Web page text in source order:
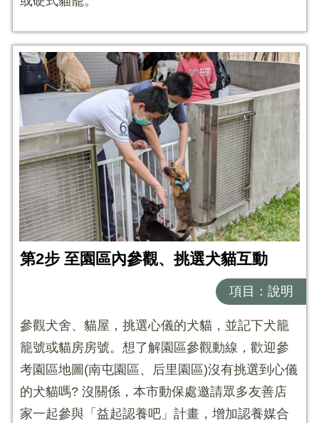
第2步 至園區內參觀、挑選犬貓互動
項目：說明
參觀犬舍、貓屋，挑選心儀的犬貓，並記下犬籠
籠號或貓房房號。想了解園區參觀動線，歡迎參
考園區地圖(南屯園區、后里園區)沒有挑選到心儀
的犬貓嗎? 沒關係，本市動保處邀請眾多友善店
家一起參與「益起認養吧」計畫，增加認養媒合